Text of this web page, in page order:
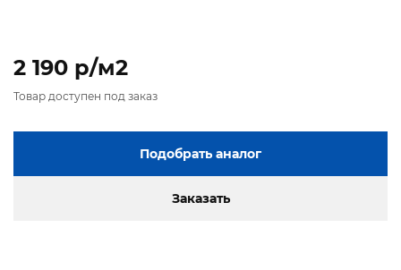
2 190 p/м2
Товар доступен под заказ
Подобрать аналог
Заказать